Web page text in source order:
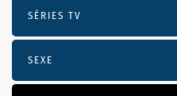
SÉRIES TV
SEXE